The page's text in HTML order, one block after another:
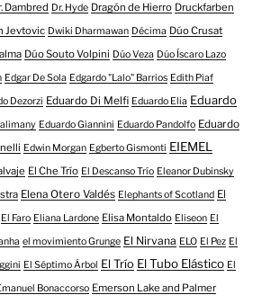
Dambred Dr. Hyde Dragón de Hierro Druckfarben
Jevtovic Dwiki Dharmawan Décima Dúo Crusat
Dúo Souto Volpini Dúo Veza Dúo Íscaro Lazo
Edgar De Sola Edgardo "Lalo" Barrios Edith Piaf
Dezorzi Eduardo Di Melfi Eduardo Elia Eduardo
Eduardo Giannini Eduardo Pandolfo Eduardo
Edwin Morgan Egberto Gismonti EIEMEL
El Che Trío El Descanso Trío Eleanor Dubinsky
Elena Otero Valdés Elephants of Scotland El
El Faro Eliana Lardone Elisa Montaldo Eliseon El
el movimiento Grunge El Nirvana ELO El Pez El
El Séptimo Árbol El Trío El Tubo Elástico El
Bonaccorso Emerson Lake and Palmer